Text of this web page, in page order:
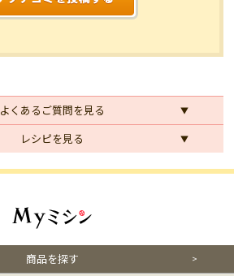
よくあるご質問を見る
レシピを見る
商品を探す